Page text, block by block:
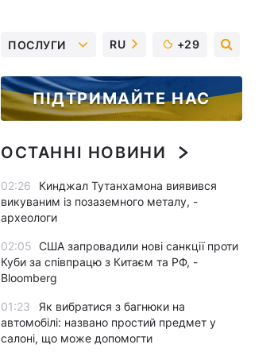
ПОСЛУГИ RU +29
ПІДТРИМАЙТЕ НАС
ОСТАННІ НОВИНИ
02:26
Кинджал Тутанхамона виявився
викуваним із позаземного металу, -
археологи
02:05 США запровадили нові санкції проти
Куби за співпрацю з Китаєм та РФ, -
Bloomberg
01:23
Як вибратися з багнюки на
автомобілі: названо простий предмет у
салоні, що може допомогти